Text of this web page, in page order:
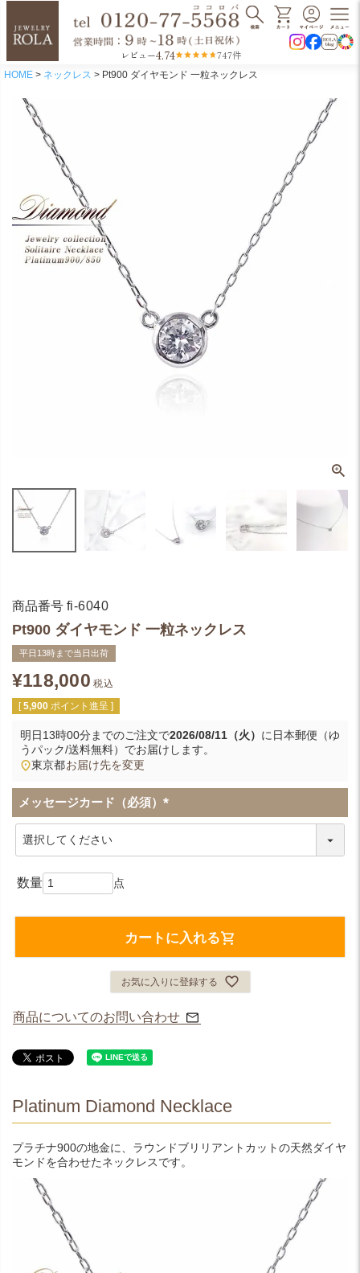
レビュー4.74 747件
HOME ネックレス Pt900 ダイヤモンド 一粒ネックレス
商品番号 fi-6040
Pt900 ダイヤモンド 一粒ネックレス
平日13時まで当日出荷
¥118,000 税込
[ 5,900 ポイント進呈 ]
明日13時00分までのご注文で2026/08/11（火） に 日本郵便（ゆ
うパック/送料無料） でお届けします。
東京都お届け先を変更
メッセージカード（必須）
(
カートに入れる
お気に入りに登録する
商品についてのお問い合わせ
Platinum Diamond Necklace
プラチナ900の地金に、ラウンドブリリアントカットの天然ダイヤ
モンドを合わせたネックレスです。